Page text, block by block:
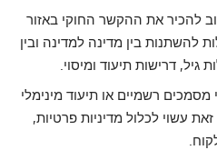
להכיר את ההקשר החוקי באזור
להשתנות בין מדינה למדינה ובין
גיל, דרישות תיעוד ומיסוי.
מסמכים רשמיים או תיעוד מינימלי
עשוי לכלול מדיניות פרטיות,